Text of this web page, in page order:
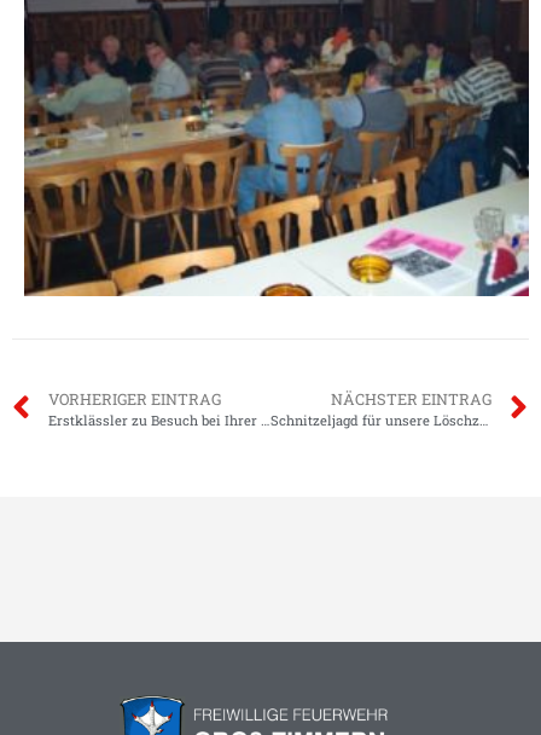
VORHERIGER EINTRAG
Erstklässler zu Besuch bei Ihrer Feuerwehr
NÄCHSTER EINTRAG
Schnitzeljagd für unsere Löschzwerge